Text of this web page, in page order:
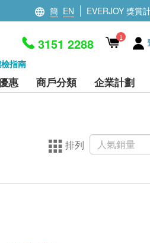
簡 EN EVERJOY 獎賞
指南
3151 2288 1
惠 商戶分類 企業計劃
排列